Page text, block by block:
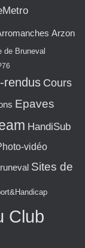
Arzon
de Bruneval
rendus Cours
Epaves
HandiSub
vidéo
Sites de
Club